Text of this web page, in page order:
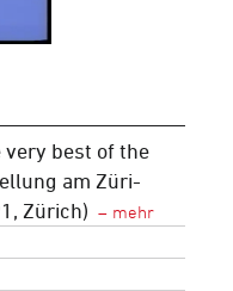
very best of the
am Züri-
Zürich)